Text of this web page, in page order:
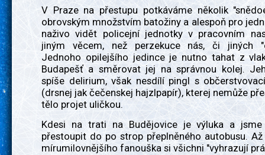
V Praze na přestupu potkáváme několik
obrovským množstvím batožiny a alespoň pro
naživo vidět policejní jednotky v pracovním
jiným věcem, než perzekuce nás, či jiných
Jednoho opilejšího jedince je nutno tahat z
Budapešť a směrovat jej na správnou kolej.
spíše delirium, však nesdílí pingl s
(drsnej jak čečenskej hajzlpapír), kterej nemůže
tělo projet uličkou.
Kdesi na trati na Budějovice je výluka a
přestoupit do po strop přeplněného autobusu.
mírumilovnějšího fanouška si všichni "vyhrazují